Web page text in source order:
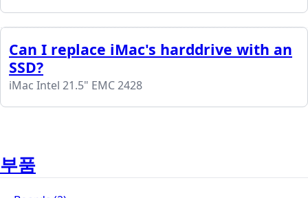
Can I replace iMac's harddrive with an
SSD?
iMac Intel 21.5" EMC 2428
부품